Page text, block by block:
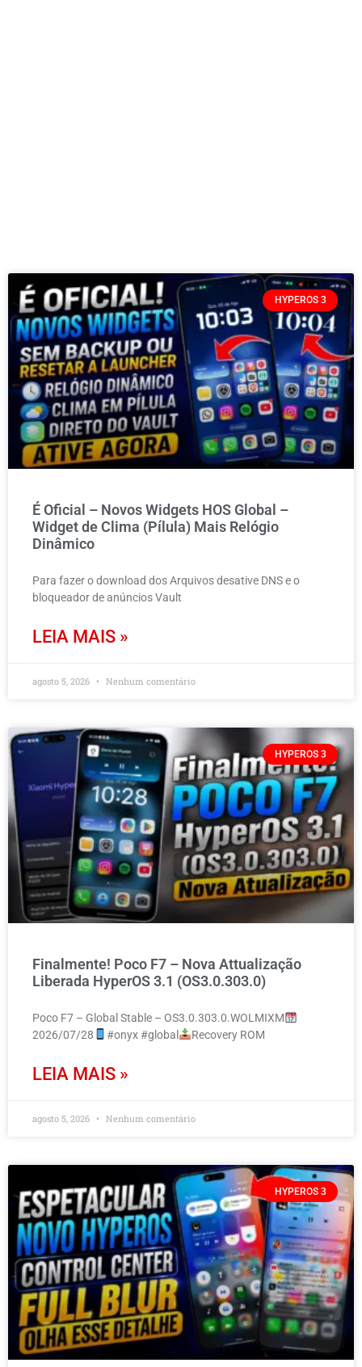
HYPEROS 3
É Oficial – Novos Widgets HOS Global –
Widget de Clima (Pílula) Mais Relógio
Dinâmico
Para fazer o download dos Arquivos desative DNS e o
bloqueador de anúncios Vault
LEIA MAIS »
agosto 5, 2026 Nenhum comentário
HYPEROS 3
Finalmente! Poco F7 – Nova Attualização
Liberada HyperOS 3.1 (OS3.0.303.0)
Poco F7 – Global Stable – OS3.0.303.0.WOLMIXM
2026/07/28
#onyx #global Recovery ROM
LEIA MAIS »
agosto 5, 2026 Nenhum comentário
HYPEROS 3